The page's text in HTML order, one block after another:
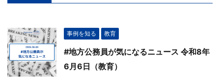
事例を知る 教育
#地方公務員が気になるニュース 令和8年
6月6日（教育）